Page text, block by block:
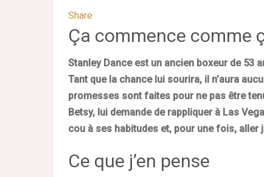
Share
Ça commence comme
Stanley Dance est un ancien boxeur de 53
Tant que la chance lui sourira, il n’aura
promesses sont faites pour ne pas être
Betsy, lui demande de rappliquer à Las
cou à ses habitudes et, pour une fois, aller
Ce que j’en pense